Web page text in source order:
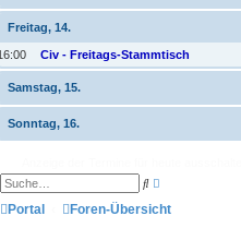
Freitag, 14.
Civ - Freitags-Stammtisch
Samstag, 15.
Sonntag, 16.
S
c w
e
Portal Foren-Übersicht